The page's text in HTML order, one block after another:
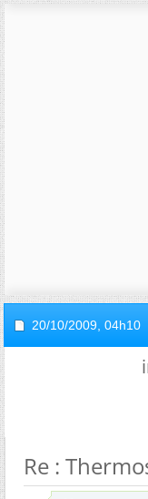
20/10/2009, 04h10
Re :